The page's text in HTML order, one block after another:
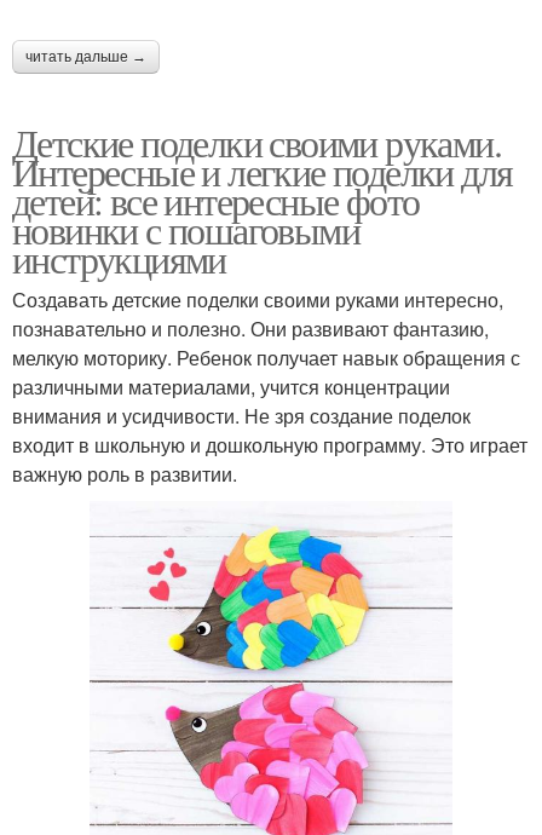
читать дальше →
Детские поделки своими руками.
Интересные и легкие поделки для
детей: все интересные фото
новинки с пошаговыми
инструкциями
Создавать детские поделки своими руками интересно,
познавательно и полезно. Они развивают фантазию,
мелкую моторику. Ребенок получает навык обращения с
различными материалами, учится концентрации
внимания и усидчивости. Не зря создание поделок
входит в школьную и дошкольную программу. Это играет
важную роль в развитии.